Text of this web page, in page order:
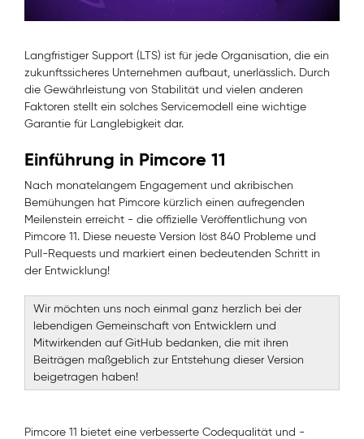
Langfristiger Support (LTS) ist für jede Organisation, die ein
zukunftssicheres Unternehmen aufbaut, unerlässlich. Durch
die Gewährleistung von Stabilität und vielen anderen
Faktoren stellt ein solches Servicemodell eine wichtige
Garantie für Langlebigkeit dar.
Einführung in Pimcore 11
Nach monatelangem Engagement und akribischen
Bemühungen hat Pimcore kürzlich einen aufregenden
Meilenstein erreicht - die offizielle Veröffentlichung von
Pimcore 11. Diese neueste Version löst 840 Probleme und
Pull-Requests und markiert einen bedeutenden Schritt in
der Entwicklung!
Wir möchten uns noch einmal ganz herzlich bei der
lebendigen Gemeinschaft von Entwicklern und
Mitwirkenden auf GitHub bedanken, die mit ihren
Beiträgen maßgeblich zur Entstehung dieser Version
beigetragen haben!
Pimcore 11 bietet eine verbesserte Codequalität und -